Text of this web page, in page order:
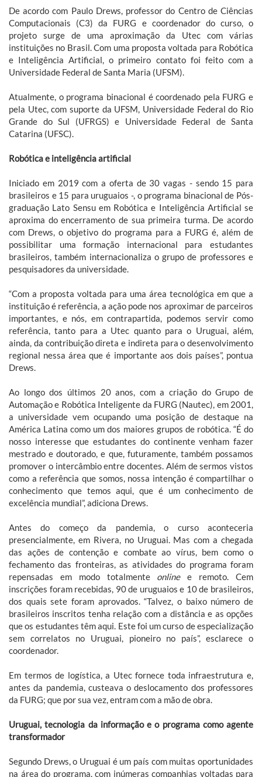
De acordo com Paulo Drews, professor do Centro de Ciências
Computacionais (C3) da FURG e coordenador do curso, o
projeto surge de uma aproximação da Utec com várias
instituições no Brasil. Com uma proposta voltada para Robótica
e Inteligência Artificial, o primeiro contato foi feito com a
Universidade Federal de Santa Maria (UFSM).
Atualmente, o programa binacional é coordenado pela FURG e
pela Utec, com suporte da UFSM, Universidade Federal do Rio
Grande do Sul (UFRGS) e Universidade Federal de Santa
Catarina (UFSC).
Robótica e inteligência artificial
Iniciado em 2019 com a oferta de 30 vagas - sendo 15 para
brasileiros e 15 para uruguaios -, o programa binacional de Pós-
graduação Lato Sensu em Robótica e Inteligência Artificial se
aproxima do encerramento de sua primeira turma. De acordo
com Drews, o objetivo do programa para a FURG é, além de
possibilitar uma formação internacional para estudantes
brasileiros, também internacionaliza o grupo de professores e
pesquisadores da universidade.
“Com a proposta voltada para uma área tecnológica em que a
instituição é referência, a ação pode nos aproximar de parceiros
importantes, e nós, em contrapartida, podemos servir como
referência, tanto para a Utec quanto para o Uruguai, além,
ainda, da contribuição direta e indireta para o desenvolvimento
regional nessa área que é importante aos dois países”, pontua
Drews.
Ao longo dos últimos 20 anos, com a criação do Grupo de
Automação e Robótica Inteligente da FURG (Nautec), em 2001,
a universidade vem ocupando uma posição de destaque na
América Latina como um dos maiores grupos de robótica. “É do
nosso interesse que estudantes do continente venham fazer
mestrado e doutorado, e que, futuramente, também possamos
promover o intercâmbio entre docentes. Além de sermos vistos
como a referência que somos, nossa intenção é compartilhar o
conhecimento que temos aqui, que é um conhecimento de
excelência mundial”, adiciona Drews.
Antes do começo da pandemia, o curso aconteceria
presencialmente, em Rivera, no Uruguai. Mas com a chegada
das ações de contenção e combate ao vírus, bem como o
fechamento das fronteiras, as atividades do programa foram
repensadas em modo totalmente onlinee remoto. Cem
inscrições foram recebidas, 90 de uruguaios e 10 de brasileiros,
dos quais sete foram aprovados. “Talvez, o baixo número de
brasileiros inscritos tenha relação com a distância e as opções
que os estudantes têm aqui. Este foi um curso de especialização
sem correlatos no Uruguai, pioneiro no país”, esclarece o
coordenador.
Em termos de logística, a Utec fornece toda infraestrutura e,
antes da pandemia, custeava o deslocamento dos professores
da FURG; que por sua vez, entram com a mão de obra.
Uruguai, tecnologia da informação e o programa como agente
transformador
Segundo Drews, o Uruguai é um país com muitas oportunidades
na área do programa, com inúmeras companhias voltadas para